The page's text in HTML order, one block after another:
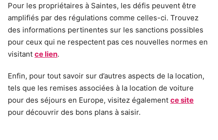
Pour les propriétaires à Saintes, les défis peuvent être
amplifiés par des régulations comme celles-ci. Trouvez
des informations pertinentes sur les sanctions possibles
pour ceux qui ne respectent pas ces nouvelles normes en
visitant ce lien.
Enfin, pour tout savoir sur d’autres aspects de la location,
tels que les remises associées à la location de voiture
pour des séjours en Europe, visitez également ce site
pour découvrir des bons plans à saisir.